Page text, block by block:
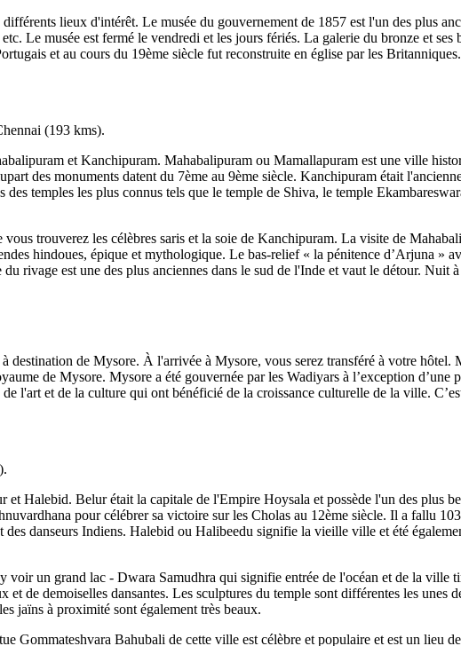
lieux d'intérêt. Le musée du gouvernement de 1857 est l'un des plus
Le musée est fermé le vendredi et les jours fériés. La galerie du bronze et ses
et au cours du 19ème siècle fut reconstruite en église par les
(193 kms).
et Kanchipuram. Mahabalipuram ou Mamallapuram est une ville
des monuments datent du 7ème au 9ème siècle. Kanchipuram était
temples les plus connus tels que le temple de Shiva, le temple
trouverez les célèbres saris et la soie de Kanchipuram. La visite de
hindoues, épique et mythologique. Le bas-relief « la pénitence d’Arjuna »
rivage est une des plus anciennes dans le sud de l'Inde et vaut le détour. Nuit
destination de Mysore. À l'arrivée à Mysore, vous serez transféré à votre
de Mysore. Mysore a été gouvernée par les Wadiyars à l’exception
l'art et de la culture qui ont bénéficié de la croissance culturelle de la ville.
Halebid. Belur était la capitale de l'Empire Hoysala et possède l'un des plus
pour célébrer sa victoire sur les Cholas au 12ème siècle. Il a fallu
des danseurs Indiens. Halebid ou Halibeedu signifie la vieille ville et été
voir un grand lac - Dwara Samudhra qui signifie entrée de l'océan et de la ville
de demoiselles dansantes. Les sculptures du temple sont différentes les unes
jaïns à proximité sont également très beaux.
Gommateshvara Bahubali de cette ville est célèbre et populaire et est un lieu